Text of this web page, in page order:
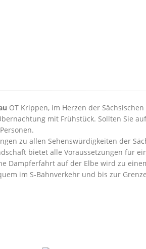
OT Krippen, im Herzen der
mit Frühstück. Sollten Sie
zu allen Sehenswürdigkeiten der
bietet alle Voraussetzungen für
Dampferfahrt auf der Elbe wird zu
im S-Bahnverkehr und bis zur